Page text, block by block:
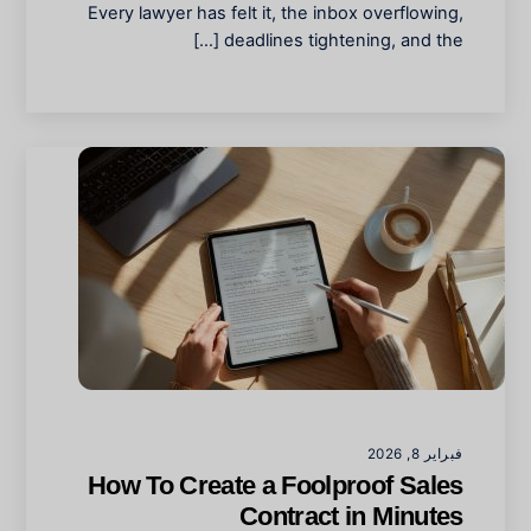
Every lawyer has felt it, the inbox overflowing,
deadlines tightening, and the […]
فبراير 8, 2026
How To Create a Foolproof Sales
Contract in Minutes